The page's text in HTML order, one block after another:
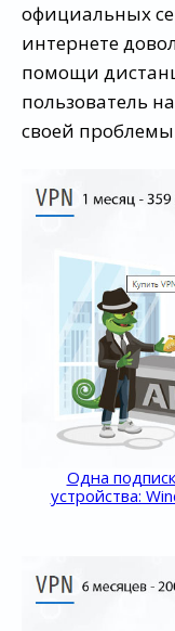
официальных
интернете
помощи
пользователь
своей
Одна
устройства: